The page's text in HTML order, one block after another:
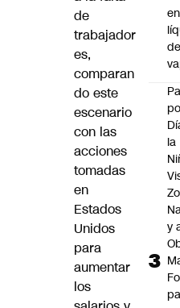
de
trabajador
es,
comparan
do este
escenario
con las
acciones
tomadas
en
Estados
Unidos
para
aumentar
los
en
la
y